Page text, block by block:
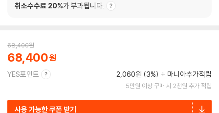
취소수수료 20%가 부과됩니다.
68,400원
68,400
YES포인트 2,060원 (3%) 마니아추가적립
5만원 이상 구매 시 2천원 추가 적립
사용 가능한 쿠폰 받기